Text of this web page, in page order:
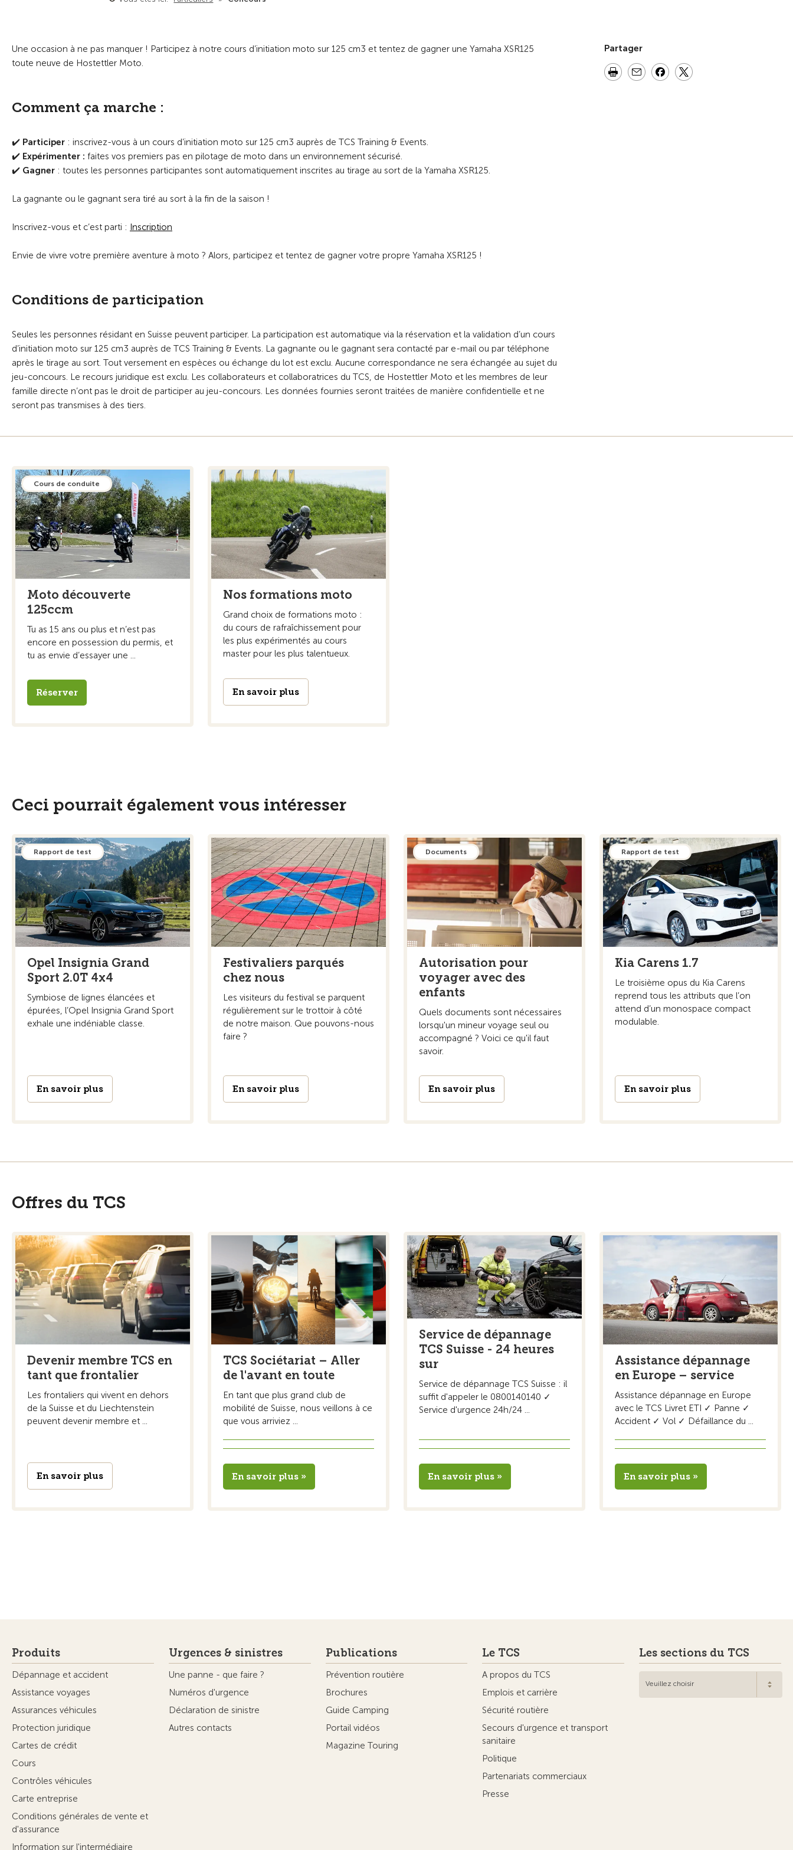
Une occasion à ne pas manquer ! Participez à notre cours d’initiation moto sur 125 cm3 et tentez de gagner une Yamaha XSR125
toute neuve de Hostettler Moto.
Comment ça marche :
✔️ Participer : inscrivez-vous à un cours d’initiation moto sur 125 cm3 auprès de TCS Training & Events.
✔️ Expérimenter : faites vos premiers pas en pilotage de moto dans un environnement sécurisé.
✔️ Gagner : toutes les personnes participantes sont automatiquement inscrites au tirage au sort de la Yamaha XSR125.
La gagnante ou le gagnant sera tiré au sort à la fin de la saison !
Inscrivez-vous et c’est parti : Inscription
Envie de vivre votre première aventure à moto ? Alors, participez et tentez de gagner votre propre Yamaha XSR125 !
Conditions de participation
Seules les personnes résidant en Suisse peuvent participer. La participation est automatique via la réservation et la validation d’un cours
d’initiation moto sur 125 cm3 auprès de TCS Training & Events. La gagnante ou le gagnant sera contacté par e-mail ou par téléphone
après le tirage au sort. Tout versement en espèces ou échange du lot est exclu. Aucune correspondance ne sera échangée au sujet du
jeu-concours. Le recours juridique est exclu. Les collaborateurs et collaboratrices du TCS, de Hostettler Moto et les membres de leur
famille directe n’ont pas le droit de participer au jeu-concours. Les données fournies seront traitées de manière confidentielle et ne
seront pas transmises à des tiers.
Partager
Cours de conduite
Moto découverte
125ccm
Tu as 15 ans ou plus et n’est pas
encore en possession du permis, et
tu as envie d’essayer une ...
Réserver
Nos formations moto
Grand choix de formations moto :
du cours de rafraîchissement pour
les plus expérimentés au cours
master pour les plus talentueux.
En savoir plus
Ceci pourrait également vous intéresser
Rapport de test
Opel Insignia Grand
Sport 2.0T 4x4
Symbiose de lignes élancées et
épurées, l’Opel Insignia Grand Sport
exhale une indéniable classe.
En savoir plus
Festivaliers parqués
chez nous
Les visiteurs du festival se parquent
régulièrement sur le trottoir à côté
de notre maison. Que pouvons-nous
faire ?
En savoir plus
Documents
Autorisation pour
voyager avec des
enfants
Quels documents sont nécessaires
lorsqu'un mineur voyage seul ou
accompagné ? Voici ce qu'il faut
savoir.
En savoir plus
Rapport de test
Kia Carens 1.7
Le troisième opus du Kia Carens
reprend tous les attributs que l’on
attend d’un monospace compact
modulable.
En savoir plus
Offres du TCS
Devenir membre TCS en
tant que frontalier
Les frontaliers qui vivent en dehors
de la Suisse et du Liechtenstein
peuvent devenir membre et ...
En savoir plus
TCS Sociétariat – Aller
de l'avant en toute
En tant que plus grand club de
mobilité de Suisse, nous veillons à ce
que vous arriviez ...
En savoir plus »
Service de dépannage
TCS Suisse - 24 heures
sur
Service de dépannage TCS Suisse : il
suffit d'appeler le 0800140140 ✓
Service d'urgence 24h/24 ...
En savoir plus »
Assistance dépannage
en Europe – service
Assistance dépannage en Europe
avec le TCS Livret ETI ✓ Panne ✓
Accident ✓ Vol ✓ Défaillance du ...
En savoir plus »
Produits
Dépannage et accident
Assistance voyages
Assurances véhicules
Protection juridique
Cartes de crédit
Cours
Contrôles véhicules
Carte entreprise
Conditions générales de vente et
d'assurance
Information sur l'intermédiaire
Urgences & sinistres
Une panne - que faire ?
Numéros d'urgence
Déclaration de sinistre
Autres contacts
Publications
Prévention routière
Brochures
Guide Camping
Portail vidéos
Magazine Touring
Le TCS
A propos du TCS
Emplois et carrière
Sécurité routière
Secours d'urgence et transport
sanitaire
Politique
Partenariats commerciaux
Presse
Les sections du TCS
Veuillez choisir